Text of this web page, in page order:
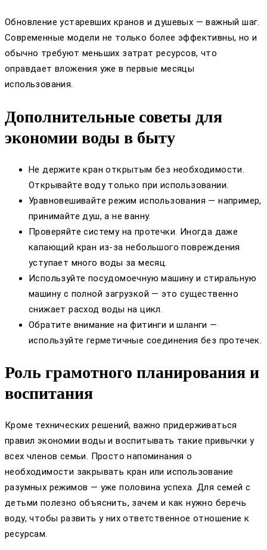
Обновление устаревших кранов и душевых — важный шаг.
Современные модели не только более эффективны, но и
обычно требуют меньших затрат ресурсов, что
оправдает вложения уже в первые месяцы
использования.
Дополнительные советы для
экономии воды в быту
Не держите кран открытым без необходимости.
Открывайте воду только при использовании.
Уравновешивайте режим использования — например,
принимайте душ, а не ванну.
Проверяйте систему на протечки. Иногда даже
капающий кран из-за небольшого повреждения
уступает много воды за месяц.
Используйте посудомоечную машину и стиральную
машину с полной загрузкой — это существенно
снижает расход воды на цикл.
Обратите внимание на фитинги и шланги —
используйте герметичные соединения без протечек.
Роль грамотного планирования и
воспитания
Кроме технических решений, важно придерживаться
правил экономии воды и воспитывать такие привычки у
всех членов семьи. Просто напоминания о
необходимости закрывать кран или использование
разумных режимов — уже половина успеха. Для семей с
детьми полезно объяснить, зачем и как нужно беречь
воду, чтобы развить у них ответственное отношение к
ресурсам.